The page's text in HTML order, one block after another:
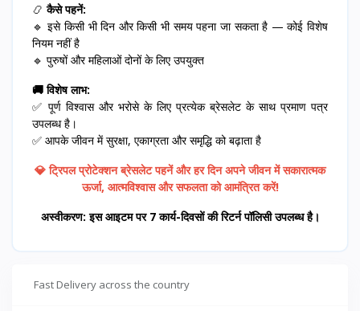
📿कैसे पहनें:
🔹 इसे किसी भी दिन और किसी भी समय पहना जा सकता है — कोई विशेष
नियम नहीं है
🔹 पुरुषों और महिलाओं दोनों के लिए उपयुक्त
🚚 विशेष लाभ:
✅ पूर्ण विश्वास और भरोसे के लिए प्रत्येक ब्रेसलेट के साथ प्रमाण पत्र
उपलब्ध है।
✅ आपके जीवन में सुरक्षा, एकाग्रता और समृद्धि को बढ़ाता है
💎 ट्रिपल प्रोटेक्शन ब्रेसलेट पहनें और हर दिन अपने जीवन में सकारात्मक
ऊर्जा, आत्मविश्वास और सफलता को आमंत्रित करें!
अस्वीकरण: इस आइटम पर 7 कार्य-दिवसों की रिटर्न पॉलिसी उपलब्ध है।
Fast Delivery across the country